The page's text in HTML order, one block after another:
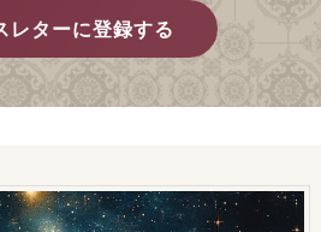
レターに登録する